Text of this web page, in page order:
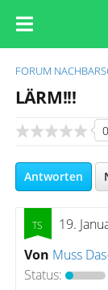
FORUM
LÄRM!!!
0
Antworten
19.
Von Muss
Status: